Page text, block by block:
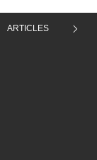
ARTICLES